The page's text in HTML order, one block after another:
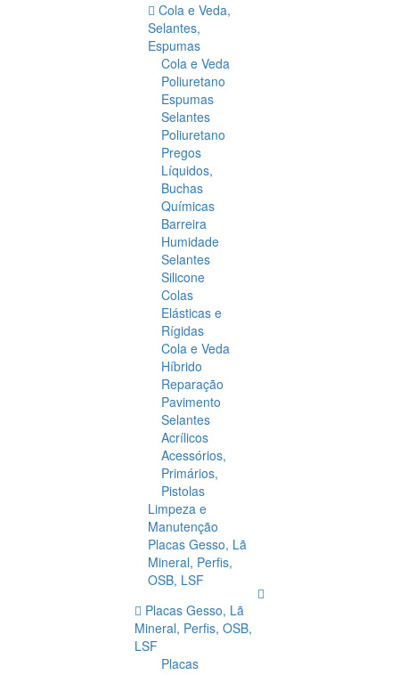
Cola e Veda,
Selantes,
Espumas
Cola e Veda
Poliuretano
Espumas
Selantes
Poliuretano
Pregos
Líquidos,
Buchas
Químicas
Barreira
Humidade
Selantes
Silicone
Colas
Elásticas e
Rígidas
Cola e Veda
Híbrido
Reparação
Pavimento
Selantes
Acrílicos
Acessórios,
Primários,
Pistolas
Limpeza e
Manutenção
Placas Gesso, Lã
Mineral, Perfis,
OSB, LSF
Placas Gesso, Lã
Mineral, Perfis, OSB,
LSF
Placas